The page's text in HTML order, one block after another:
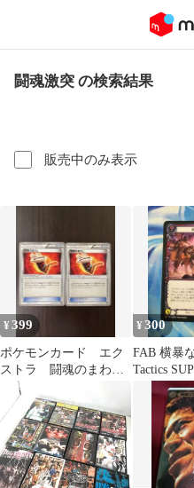
闘魂激突 の検索結果
販売中のみ表示
¥399
ポケモンカード エク
ストラ 闘魂のまわ
し セット売り
¥300
FAB 横暴
Tactics